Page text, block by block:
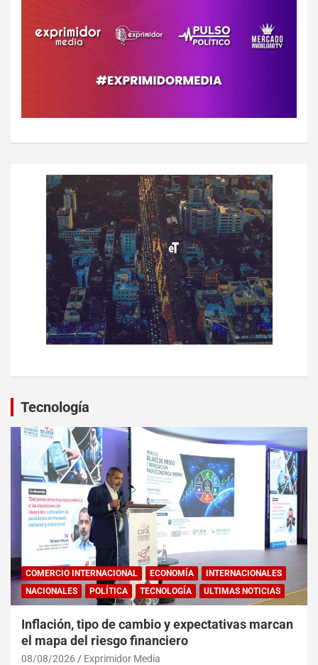
Tecnología
COMERCIO INTERNACIONAL ECONOMÍA
INTERNACIONALES
NACIONALES
POLÍTICA TECNOLOGÍA ULTIMAS NOTICIAS
Inflación, tipo de cambio y expectativas marcan
el mapa del riesgo financiero
08/08/2026 Exprimidor Media